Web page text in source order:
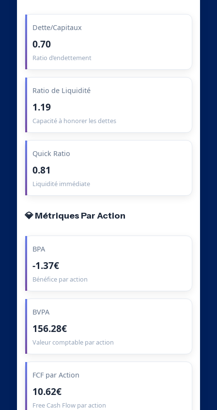
Dette/Capitaux
0.70
Ratio d’endettement
Ratio de Liquidité
1.19
Capacité à honorer les dettes
Quick Ratio
0.81
Liquidité immédiate
💎 Métriques Par Action
BPA
-1.37€
Bénéfice par action
BVPA
156.28€
Valeur comptable par action
FCF par Action
10.62€
Free Cash Flow par action